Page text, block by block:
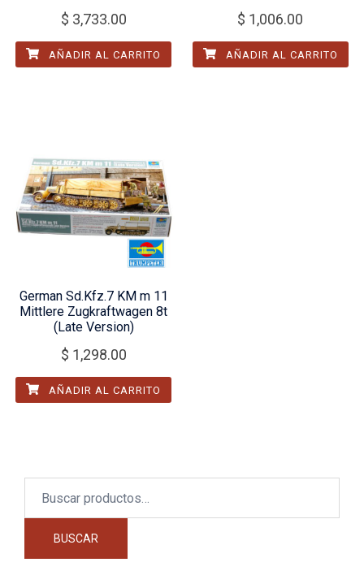
$ 3,733.00
AÑADIR AL CARRITO
$ 1,006.00
AÑADIR AL CARRITO
German Sd.Kfz.7 KM m 11
Mittlere Zugkraftwagen 8t
(Late Version)
$ 1,298.00
AÑADIR AL CARRITO
BUSCAR